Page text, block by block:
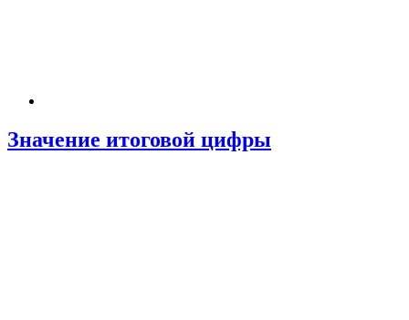
Значение итоговой цифры